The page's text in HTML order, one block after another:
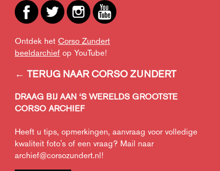
Ontdek het Corso Zundert
beeldarchief op YouTube!
← TERUG NAAR CORSO ZUNDERT
DRAAG BIJ AAN ‘S WERELDS GROOTSTE
CORSO ARCHIEF
Heeft u tips, opmerkingen, aanvraag voor volledige
kwaliteit foto's of een vraag? Mail naar
archief@corsozundert.nl!